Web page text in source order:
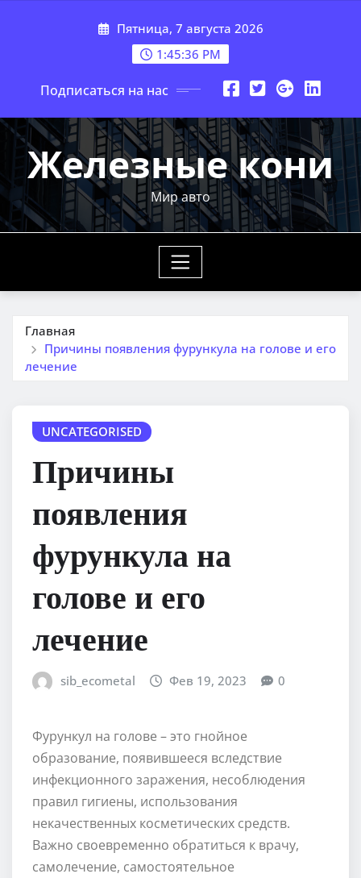
Пятница, 7 августа 2026
1:45:37 PM
Подписаться на нас
Железные кони
Мир авто
Главная
Причины появления фурункула на голове и его
лечение
UNCATEGORISED
Причины
появления
фурункула на
голове и его
лечение
sib_ecometal Фев 19, 2023 0
Фурункул на голове – это гнойное
образование, появившееся вследствие
инфекционного заражения, несоблюдения
правил гигиены, использования
некачественных косметических средств.
Важно своевременно обратиться к врачу,
самолечение, самостоятельное